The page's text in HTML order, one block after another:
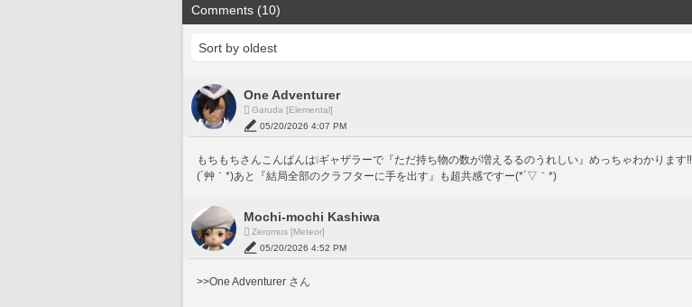
Comments (10)
One Adventurer
Garuda [Elemental]
05/20/2026 4:07 PM
もちもちさんこんばんは❕ギャザラーで『ただ持ち物の数が増えるるのうれしい』めっちゃわかります‼
(´艸｀*)あと『結局全部のクラフターに手を出す』も超共感ですー(*´▽｀*)
Mochi-mochi Kashiwa
Zeromus [Meteor]
05/20/2026 4:52 PM
>>One Adventurer さん